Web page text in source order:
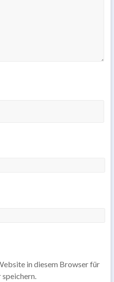
in diesem Browser für